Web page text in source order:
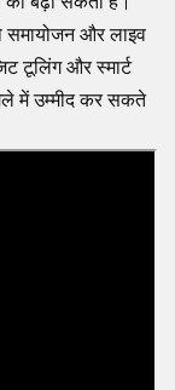
समायोजन और लाइव
टूलिंग और स्मार्ट
में उम्मीद कर सकते